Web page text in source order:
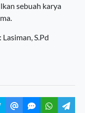
sebuah karya
S.Pd